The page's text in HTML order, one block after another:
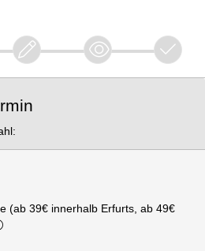
(ab 39€ innerhalb Erfurts, ab 49€